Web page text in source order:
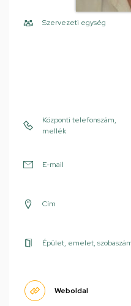
Szervezeti egység
Központi telefonszám,
mellék
E-mail
Cím
Épület, emelet,
Weboldal